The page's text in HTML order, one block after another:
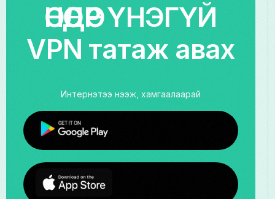
ӨНӨӨДӨР ҮНЭГҮЙ
VPN татаж авах
Интернэтээ нээж, хамгаалаарай